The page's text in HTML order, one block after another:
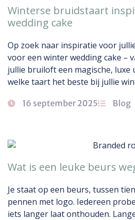
Winterse bruidstaart
wedding cake
Op zoek naar inspiratie voor
voor een winter wedding cake –
jullie bruiloft een magische,
welke taart het beste bij jullie
16 september 2025 Blog
Wat is een leuke beurs
Je staat op een beurs, tussen
pennen met logo. Iedereen
iets langer laat onthouden.